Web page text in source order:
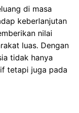
di masa
keberlanjutan
nilai
luas. Dengan
tidak hanya
tetapi juga pada